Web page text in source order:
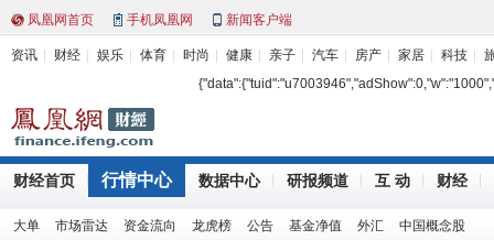
凤凰网首页 手机凤凰网 新闻客户端
资讯 财经 娱乐 体育 时尚 健康 亲子 汽车 房产 家居 科技
财经首页 行情中心 数据中心 研报频道 互 动 财经
大单 市场雷达 资金流向 龙虎榜 公告 基金净值 外汇 中国概念股